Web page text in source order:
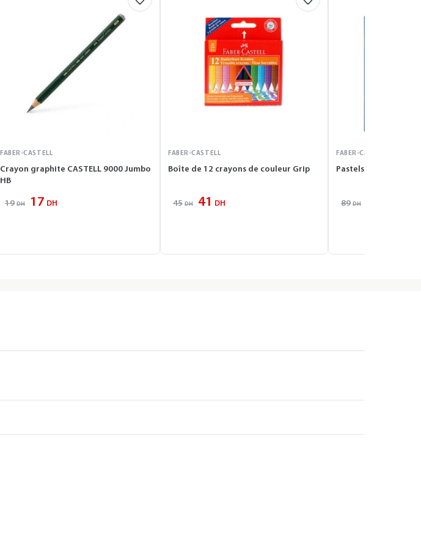
FABER-CASTELL
Crayon graphite CASTELL 9000 Jumbo
HB
19 DH 17 DH
FABER-CASTELL
Boîte de 12 crayons de couleur Grip
45 DH 41 DH
FABER-CASTELL
Pastels carré
89 DH